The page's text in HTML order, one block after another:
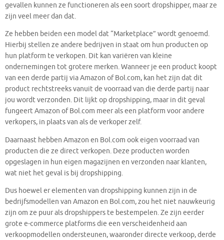
gevallen kunnen ze functioneren als een soort dropshipper, maar ze
zijn veel meer dan dat.
Ze hebben beiden een model dat “Marketplace” wordt genoemd.
Hierbij stellen ze andere bedrijven in staat om hun producten op
hun platform te verkopen. Dit kan variëren van kleine
ondernemingen tot grotere merken. Wanneer je een product koopt
van een derde partij via Amazon of Bol.com, kan het zijn dat dit
product rechtstreeks vanuit de voorraad van die derde partij naar
jou wordt verzonden. Dit lijkt op dropshipping, maar in dit geval
fungeert Amazon of Bol.com meer als een platform voor andere
verkopers, in plaats van als de verkoper zelf.
Daarnaast hebben Amazon en Bol.com ook eigen voorraad van
producten die ze direct verkopen. Deze producten worden
opgeslagen in hun eigen magazijnen en verzonden naar klanten,
wat niet het geval is bij dropshipping.
Dus hoewel er elementen van dropshipping kunnen zijn in de
bedrijfsmodellen van Amazon en Bol.com, zou het niet nauwkeurig
zijn om ze puur als dropshippers te bestempelen. Ze zijn eerder
grote e-commerce platforms die een verscheidenheid aan
verkoopmodellen ondersteunen, waaronder directe verkoop, derde